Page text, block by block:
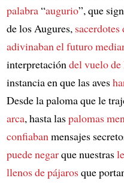
palabra“augurio”, que
de los Augures,
adivinaban el futuro
interpretación del vuelo de
instancia en que las aves
Desde la paloma que le
arca, hasta laspalomas
confiaban mensajes
puede negarque nuestras
llenos de pájarosque